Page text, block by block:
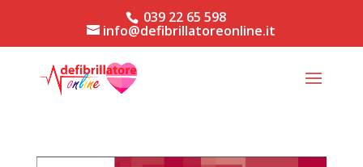
039 22 65 598
info@defibrillatoreonline.it